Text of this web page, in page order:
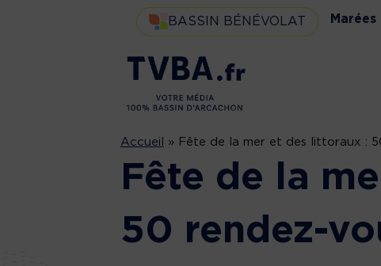
BASSIN BÉNÉVOLAT Marées
Accueil » Fête de la mer et des littoraux :
Fête de la
50 rendez-